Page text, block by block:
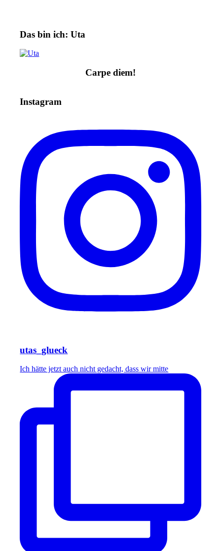
Das bin ich: Uta
Carpe diem!
Instagram
utas_glueck
Ich hätte jetzt auch nicht gedacht, dass wir mitte